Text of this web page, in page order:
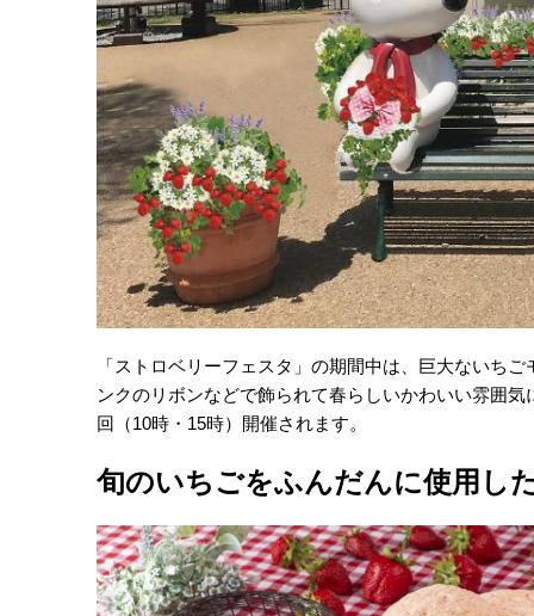
「ストロベリーフェスタ」の期間中は、巨大ないち
ンクのリボンなどで飾られて春らしいかわいい雰囲
回（10時・15時）開催されます。
旬のいちごをふんだんに使用し